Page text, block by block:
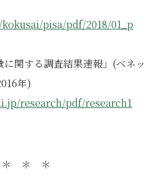
pisa/pdf/2018/01_p
関する調査結果速報」(ベネッ
年)
research/pdf/research1
＊ ＊ ＊